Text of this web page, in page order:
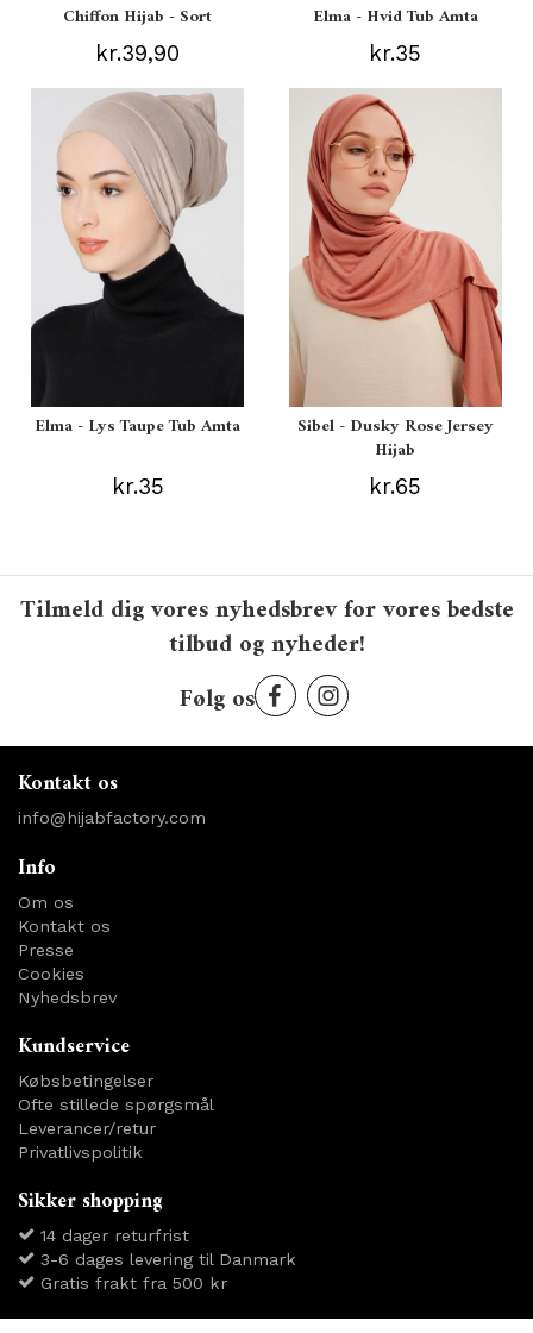
Chiffon Hijab - Sort
kr.39,90
Elma - Hvid Tub Amta
kr.35
Elma - Lys Taupe Tub Amta
kr.35
Sibel - Dusky Rose Jersey
Hijab
kr.65
Tilmeld dig vores nyhedsbrev for vores bedste
tilbud og nyheder!
Følg os
Kontakt os
info@hijabfactory.com
Info
Om os
Kontakt os
Presse
Cookies
Nyhedsbrev
Kundservice
Købsbetingelser
Ofte stillede spørgsmål
Leverancer/retur
Privatlivspolitik
Sikker shopping
14 dager returfrist
3-6 dages levering til Danmark
Gratis frakt fra 500 kr